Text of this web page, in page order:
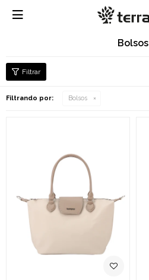

Bolsos
Filtrando por: Bolsos